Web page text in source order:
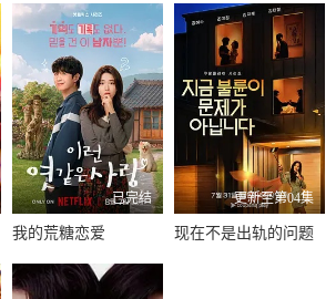
已完结
我的荒糖恋爱
更新至第04集
现在不是出轨的问题